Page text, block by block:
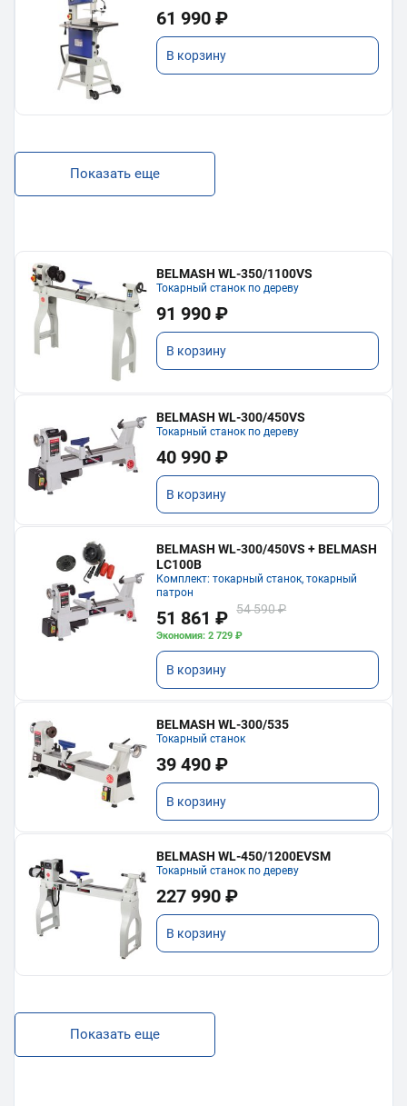
61 990 ₽
В корзину
Показать еще
BELMASH WL-350/1100VS
Токарный станок по дереву
91 990 ₽
В корзину
BELMASH WL-300/450VS
Токарный станок по дереву
40 990 ₽
В корзину
BELMASH WL-300/450VS + BELMASH
LC100B
Комплект: токарный станок, токарный
патрон
51 861 ₽ 54 590 ₽
Экономия: 2 729 ₽
В корзину
BELMASH WL-300/535
Токарный станок
39 490 ₽
В корзину
BELMASH WL-450/1200EVSM
Токарный станок по дереву
227 990 ₽
В корзину
Показать еще